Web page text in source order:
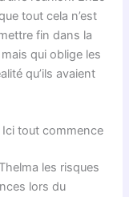
tout cela n’est
fin dans la
qui oblige les
qu’ils avaient
Ici tout commence
les risques
lors du